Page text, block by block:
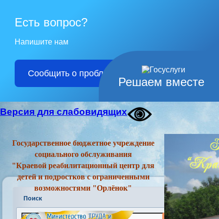
Решаем вместе
Есть вопрос?
Напишите нам
Сообщить о проблеме
Версия для слабовидящих
Государственное бюджетное учреждение
социального обслуживания
"Краевой реабилитационный центр для
детей и подростков с ограниченными
возможностями "Орлёнок"
Поиск